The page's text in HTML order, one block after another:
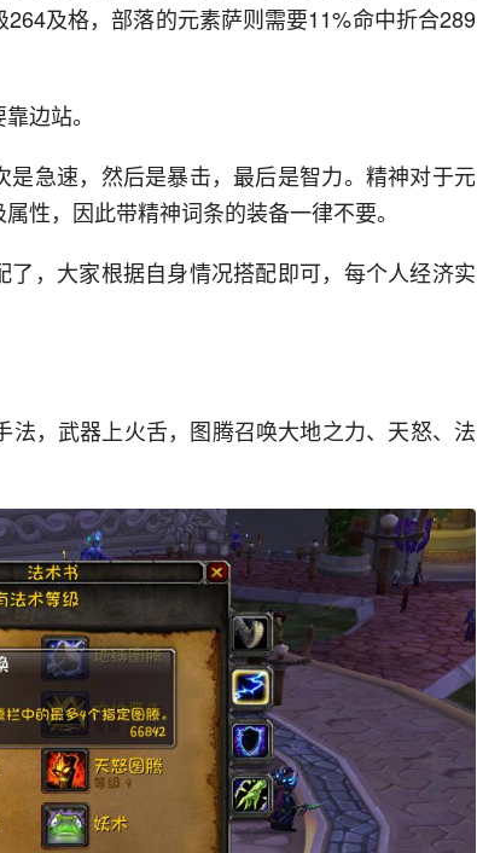
及格，部落的元素萨则需要11%命中折合289
边站。
急速，然后是暴击，最后是智力。精神对于元
性，因此带精神词条的装备一律不要。
，大家根据自身情况搭配即可，每个人经济实
，武器上火舌，图腾召唤大地之力、天怒、法